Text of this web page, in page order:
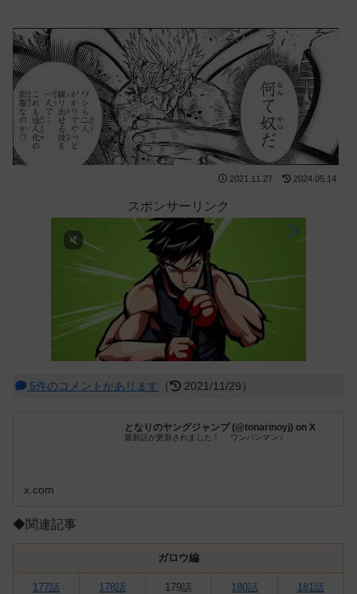
2021.11.27 2024.05.14
スポンサーリンク
5件のコメントがあります （ 2021/11/29）
となりのヤングジャンプ (@tonarinoyj) on X
最新話が更新されました！ ワンパンマン /
x.com
◆関連記事
ガロウ編
177話 178話 179話 180話 181話